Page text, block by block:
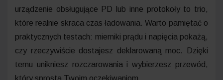
urządzenie obsługujące PD lub inne protokoły to trio,
które realnie skraca czas ładowania. Warto pamiętać o
praktycznych testach: mierniki prądu i napięcia pokażą,
czy rzeczywiście dostajesz deklarowaną moc. Dzięki
temu unikniesz rozczarowania i wybierzesz przewód,
który sprosta Twoim oczekiwaniom.